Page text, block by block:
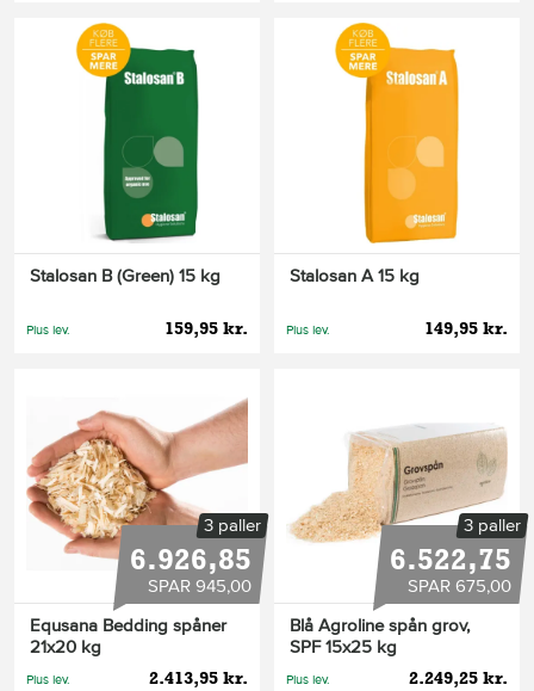
Stalosan B (Green) 15 kg
159,95 kr.
Plus lev.
Stalosan A 15 kg
149,95 kr.
Plus lev.
3 paller
6.926,85
SPAR 945,00
Equsana Bedding spåner
21x20 kg
2.413,95 kr.
Plus lev.
3 paller
6.522,75
SPAR 675,00
Blå Agroline spån grov,
SPF 15x25 kg
2.249,25 kr.
Plus lev.